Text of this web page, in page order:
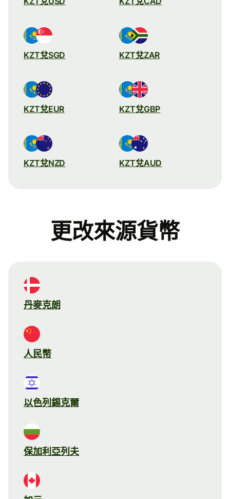
KZT兌SGD KZT兌ZAR
KZT兌EUR KZT兌GBP
KZT兌NZD KZT兌AUD
更改來源貨幣
丹麥克朗
人民幣
以色列錫克爾
保加利亞列夫